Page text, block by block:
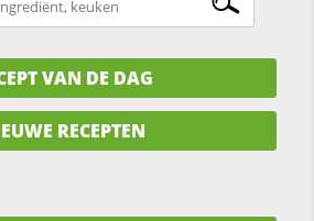
VAN DE DAG
RECEPTEN